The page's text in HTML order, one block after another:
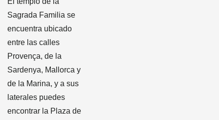
Sagrada Familia se
encuentra ubicado
entre las calles
Provença, de la
Sardenya, Mallorca y
de la Marina, y a sus
laterales puedes
encontrar la Plaza de